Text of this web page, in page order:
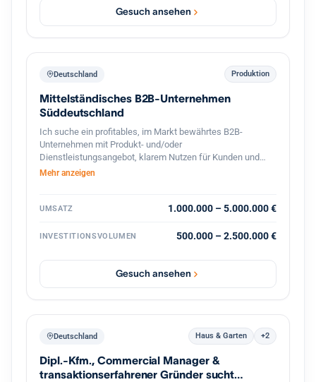
Gesuch ansehen
Deutschland Produktion
Mittelständisches B2B-Unternehmen
Süddeutschland
Ich suche ein profitables, im Markt bewährtes B2B-
Unternehmen mit Produkt- und/oder
Dienstleistungsangebot, klarem Nutzen für Kunden und
stabilen Geschäftsbeziehungen. Bevorzugt sind
eine überschaubare, gut führbare Unternehmensgröße.
Wachstumspotenzial, solider Ertragskraft und konservativ
Sanierungsfälle, reine Handels- oder Distributionsmodelle.
Mehr anzeigen
UMSATZ 1.000.000 – 5.000.000 €
INVESTITIONSVOLUMEN 500.000 – 2.500.000 €
Gesuch ansehen
Deutschland Haus & Garten +2
Dipl.-Kfm., Commercial Manager &
transaktionserfahrener Gründer sucht